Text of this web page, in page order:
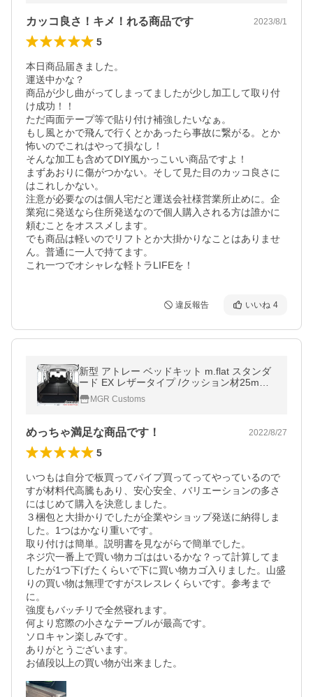
カッコ良さ！キメ！れる商品です 2023/8/1
5
本日商品届きました。
運送中かな？
商品が少し曲がってしまってましたが少し加工して取り付
け成功！！
ただ両面テープ等で貼り付け補強したいなぁ。
もし風とかで飛んで行くとかあったら事故に繋がる。とか
怖いのでこれはやって損なし！
そんな加工も含めてDIY風かっこいい商品ですよ！
まずあおりに傷がつかない。そして見た目のカッコ良さに
はこれしかない。
注意が必要なのは個人宅だと運送会社様営業所止めに。企
業宛に発送なら住所発送なので個人購入される方は誰かに
頼むことをオススメします。
でも商品は軽いのでリフトとか大掛かりなことはありませ
ん。普通に一人で持てます。
これ一つでオシャレな軽トラLIFEを！
違反報告 いいね 4
新型 アトレー ベッドキット m.flat スタンダ
ード EX レザータイプ /クッション材25mm
MGR Customs
めっちゃ満足な商品です！ 2022/8/27
5
いつもは自分で板買ってパイプ買ってってやっているので
すが材料代高騰もあり、安心安全、バリエーションの多さ
にはじめて購入を決意しました。
３梱包と大掛かりでしたが企業やショップ発送に納得しま
した。1つはかなり重いです。
取り付けは簡単。説明書を見ながらで簡単でした。
ネジ穴一番上で買い物カゴははいるかな？って計算してま
したが1つ下げたくらいで下に買い物カゴ入りました。山盛
りの買い物は無理ですがスレスレくらいです。参考まで
に。
強度もバッチリで全然寝れます。
何より窓際の小さなテーブルが最高です。
ソロキャン楽しみです。
ありがとうございます。